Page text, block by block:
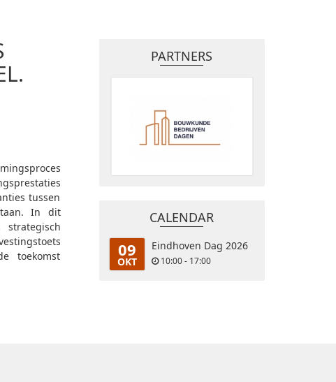
tussen
In dit
toekomst
PARTNERS
CALENDAR
09
OKT
Eindhoven Dag 2026
10:00 - 17:00